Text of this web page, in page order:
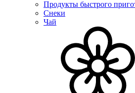
Продукты быстрого
Снеки
Чай